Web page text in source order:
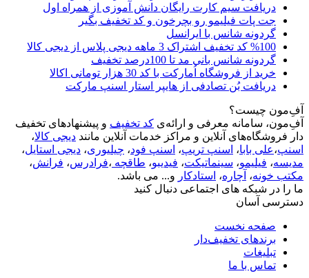
دریافت سیم کارت رایگان دانش آموزی از همراه اول
جت پات فیلیمو رو بچرخون و کد تخفیف بگیر
گردونه شانس با ایرانسل
%100 کد تخفیف اشتراک 3 ماهه دیجی پلاس از دیجی کالا
گردونه شانس بانی مد تا 100درصد تخفیف
خرید از فروشگاه اُمارکت با کد 30 هزار تومانی اکالا
دریافت بُن تصادفی از هایپر استار اسنپ مارکت
آفِ‌مون چیست؟
آفِ‌مون، سامانه معرفی و ارائه‌ی کد تخفیف و پیشنهادهای تخفیف
دار فروشگاه‌های آنلاین و مراکز خدمات آنلاین مانند دیجی کالا،
اسنپ،علی بابا، اسنپ تریپ، اسنپ فود، چیلیوری، دیجی استایل،
مدیسه، فیلیمو، سینماتیکت، فیدیبو، طاقچه ،فرادرس، فرانش،
مکتب خونه، آچاره، استادکار و... می باشد.
ما را در شبکه های اجتماعی دنبال کنید
دسترسی آسان
صفحه نخست
برندهای تخفیف‌دار
تبلیغات
تماس با ما